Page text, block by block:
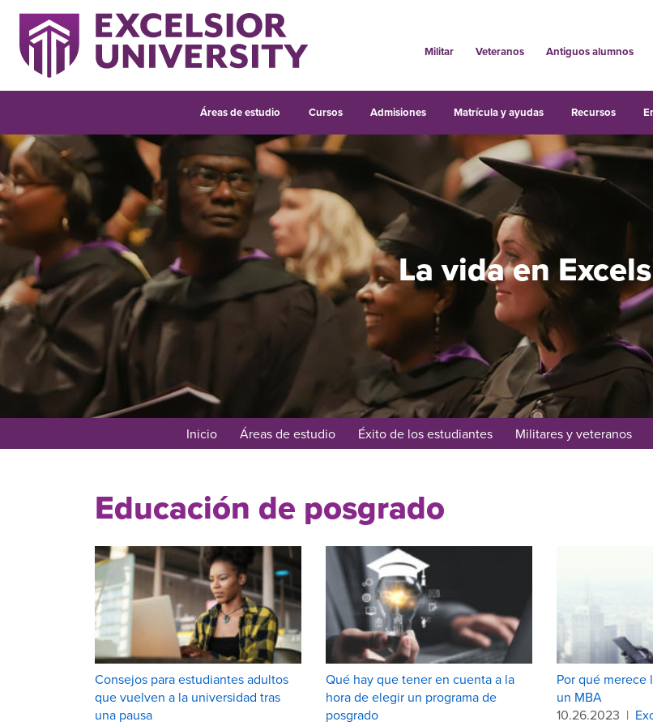
Militar Veteranos Antiguos alumnos
Áreas de estudio Cursos Admisiones Matrícula y ayudas Recursos
La vida en
Inicio Áreas de estudio Éxito de los estudiantes Militares y veteranos
Educación de posgrado
Consejos para estudiantes adultos
que vuelven a la universidad tras
una pausa
Qué hay que tener en cuenta a la
hora de elegir un programa de
posgrado
Por qué merece
un MBA
10.26.2023 |